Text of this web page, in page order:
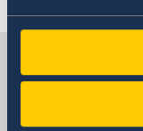
Sveriges
Unesco